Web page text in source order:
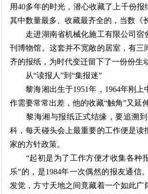
用40多年的时光，潜心收藏了上千份
其中数量最多、收藏最齐全的，当数《
走进湖南省机械化施工有限公司宿
刊博物馆。这套并不宽敞的居室，有
齐的报纸，为时代变迁留下了一份份生
从“读报人”到“集报迷”
黎海湘出生于1951年，1964年刚上
作需要常常出差，他的收藏“触角”又延
黎海湘与报纸正式结缘，要追溯到
科，每天碰头会上最重要的工作便是
家的方针政策。
“起初是为了工作方便才收集各种报
乐”的，是1984年一次偶然的报友通
发觉，方寸天地之间竟藏着一个如此广